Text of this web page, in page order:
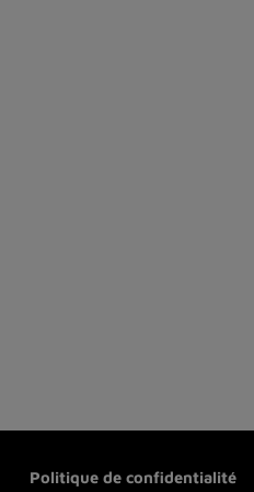
Politique de confidentialité